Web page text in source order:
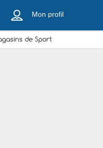
Mon profil
de Sport